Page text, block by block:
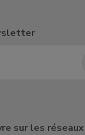
sur les